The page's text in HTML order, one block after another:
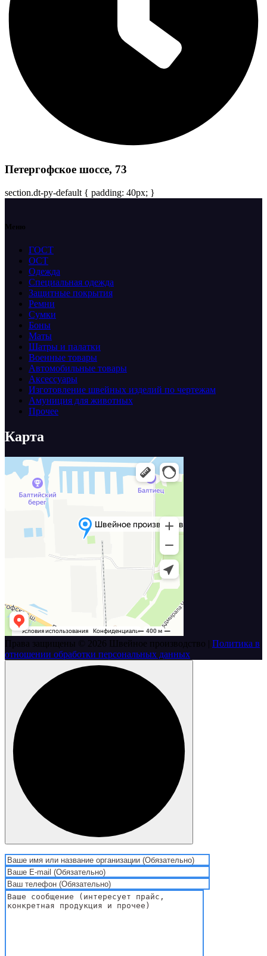
Петергофское шоссе, 73
section.dt-py-default { padding: 40px; }
Меню
ГОСТ
ОСТ
Одежда
Специальная одежда
Защитные покрытия
Ремни
Сумки
Боны
Маты
Шатры и палатки
Военные товары
Автомобильные товары
Аксессуары
Изготовление швейных изделий по чертежам
Амуниция для животных
Прочее
Карта
Права защищены © 2026 Швейное производство | Политика в
отношении обработки персональных данных